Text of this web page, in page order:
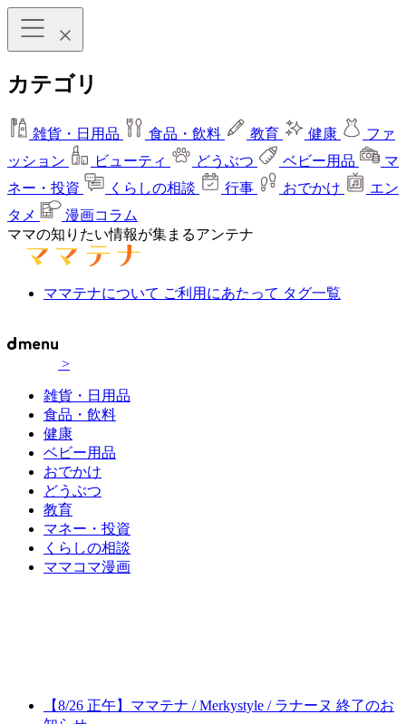
カテゴリ
雑貨・日用品 食品・飲料 教育 健康
ファ
ッション
ビューティ どうぶつ ベビー用品
マ
ネー・投資
くらしの相談 行事 おでかけ
エン
タメ
漫画コラム
ママの知りたい情報が集まるアンテナ
ママテナについて ご利用にあたって タグ一覧
>
雑貨・日用品
食品・飲料
健康
ベビー用品
おでかけ
どうぶつ
教育
マネー・投資
くらしの相談
ママコマ漫画
【8/26 正午】ママテナ / Merkystyle / ラナーヌ 終了のお